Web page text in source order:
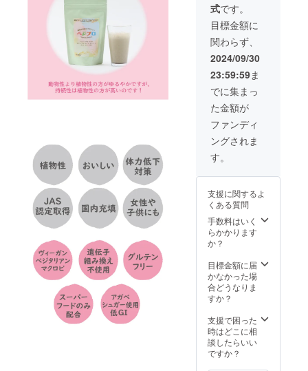
式です。
目標金額に
関わらず、
2024/09/30
23:59:59ま
でに集まっ
た金額が
ファンディ
ングされま
す。
支援に関するよ
くある質問
手数料はいく
らかかります
か？
目標金額に届
かなかった場
合どうなりま
すか？
支援で困った
時はどこに相
談したらいい
ですか？